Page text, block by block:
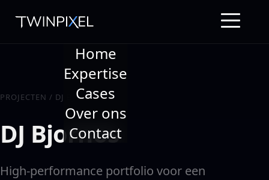
Home
Expertise
Cases
Over ons
Contact
PROJECTEN / DJ BJORNOS
DJ Bjornos
High-performance portfolio voor een